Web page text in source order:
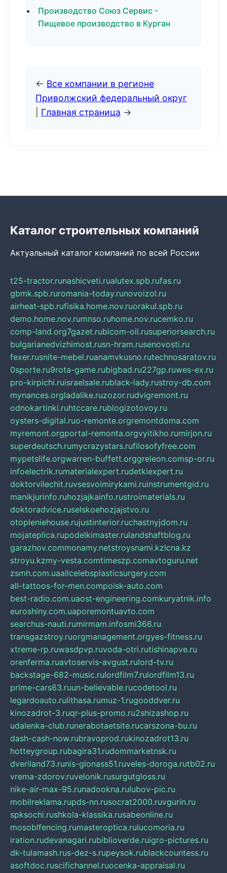
Производство Союз Сервис -
Пищевое производство в Курган
← Все компании в регионе
Приволжский федеральный округ
Главная страница →
Каталог строительных компаний
Актуальный каталог компаний по всей России
t25-tractor.runashicveti.rualutex.spb.rufas.ru
gbmk.spb.ruromania-today.runovoizol.ru
airheat-spb.rufisika.home.nov.ruorakul.spb.ru
demo.home.nov.rumnso.ruhome.nov.rucemko.ru
comp-land.org7gazet.rubicom-oil.rusuperiorsearch.ru
bulgarianedvizhimost.rusn-hram.rusenovosti.ru
fexer.rusnite-mebel.ruanamvkusno.rutechnosaratov.ru
0sporte.ru9rota-game.rubigbad.ru227gp.ruwes-ex.ru
pro-kirpichi.ruisraelsale.rublack-lady.rustroy-db.com
mynances.orgladalike.ruzozor.rudvigremont.ru
odnokartinki.ruhtccare.rublogizotovoy.ru
oysters-digital.ruo-remonte.orgremontdoma.com
myremont.orgportal-remonta.orgvyitikho.rumirjon.ru
superdeutsch.rumycrazystars.rufilosofyfree.com
mypetslife.orgwarren-buffett.orggreleon.comsp-or.ru
infoelectrik.rumaterialexpert.rudetkiexpert.ru
doktorvilechit.ruvsesvoimirykami.ruinstrumentgid.ru
manikjurinfo.ruhozjajkainfo.rustroimaterials.ru
doktoradvice.ruselskoehozjajstvo.ru
otopleniehouse.rujustinterior.ruchastnyjdom.ru
mojateplica.rupodelkimaster.rulandshaftblog.ru
garazhov.commonamy.netstroysnami.kzlcna.kz
stroyu.kzmy-vesta.comtimeszp.comavtoguru.net
zsmh.com.uaallcelebsplasticsurgery.com
all-tattoos-for-men.compoisk-auto.com
best-radio.com.uaost-engineering.comkuryatnik.info
euroshiny.com.uaporemontuavto.com
searchus-nauti.rumirmam.infosmi366.ru
transgazstroy.ruorgmanagement.orgyes-fitness.ru
xtreme-rp.ruwasdpvp.ruvoda-otri.rutishinapve.ru
orenferma.ruavtoservis-avgust.rulord-tv.ru
backstage-682-music.rulordfilm7.rulordfilm13.ru
prime-cars63.ruun-believable.rucodetool.ru
legardoauto.rulithasa.rumuz-1.rugooddver.ru
kinozadrot-3.ruqr-plus-promo.ru2shizashop.ru
udalenka-club.runerabotaetsite.rucarszona-bu.ru
dash-cash-now.rubravoprod.rukinozadrot13.ru
hotteygroup.rubagira31.rudommarketnsk.ru
dveriland73.runis-glonass51.ruveles-doroga.rutb02.ru
vrema-zdorov.ruvelonik.rusurgutgloss.ru
nike-air-max-95.runadookna.rulubov-pic.ru
mobilreklama.rupds-nn.rusocrat2000.ruvgurin.ru
spksochi.rushkola-klassika.rusabeonline.ru
mosoblfencing.rumasteroptica.rulucomoria.ru
iration.rudevanagari.rubiblioverde.ruigro-pictures.ru
dk-tulamash.rus-dez-s.rupeysok.rublackcountess.ru
asoftdoc.ruscifichannel.ruocenka-appraisal.ru